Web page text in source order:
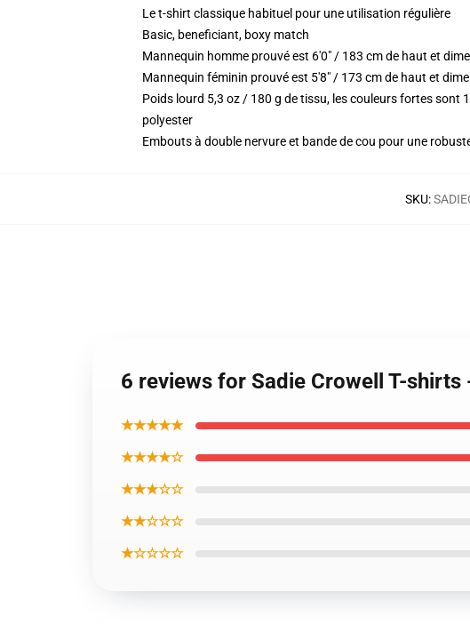
Le t-shirt classique habituel pour une utilisation régulière
Basic, beneficiant, boxy match
Mannequin homme prouvé est 6'0" / 183 cm de haut et
Mannequin féminin prouvé est 5'8" / 173 cm de haut et
Poids lourd 5,3 oz / 180 g de tissu, les couleurs fortes sont
polyester
Embouts à double nervure et bande de cou pour une
SKU:
6 reviews for Sadie Crowell T-
★★★★★
★★★★☆
★★★☆☆
★★☆☆☆
★☆☆☆☆